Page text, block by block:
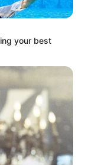
your best